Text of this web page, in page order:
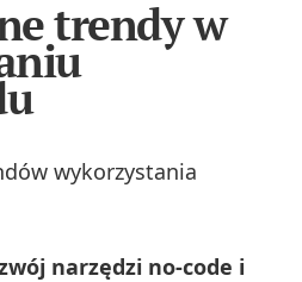
trendy w
wykorzystania
narzędzi no-code i